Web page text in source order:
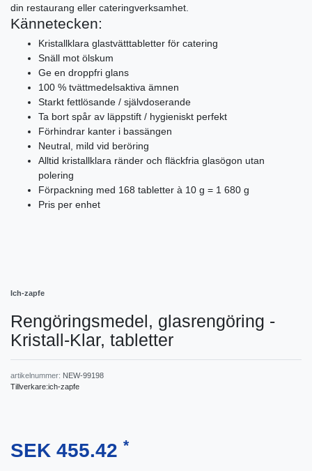
din restaurang eller cateringverksamhet.
Kännetecken:
Kristallklara glastvätttabletter för catering
Snäll mot ölskum
Ge en droppfri glans
100 % tvättmedelsaktiva ämnen
Starkt fettlösande / självdoserande
Ta bort spår av läppstift / hygieniskt perfekt
Förhindrar kanter i bassängen
Neutral, mild vid beröring
Alltid kristallklara ränder och fläckfria glasögon utan
polering
Förpackning med 168 tabletter à 10 g = 1 680 g
Pris per enhet
Ich-zapfe
Rengöringsmedel, glasrengöring -
Kristall-Klar, tabletter
artikelnummer: NEW-99198
Tillverkare:ich-zapfe
SEK 455.42 *